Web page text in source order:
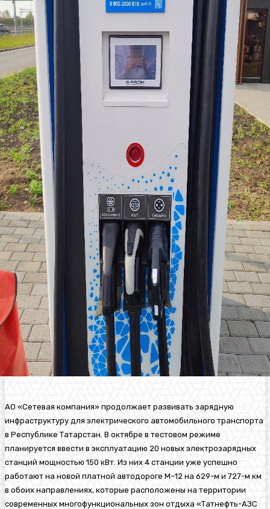
АО «Сетевая компания» продолжает развивать зарядную
инфраструктуру для электрического автомобильного транспорта
в Республике Татарстан. В октябре в тестовом режиме
планируется ввести в эксплуатацию 20 новых электрозарядных
станций мощностью 150 кВт . Из них 4 станции уже успешно
работают на новой платной автодороге М–12 на 629-м и 727-м км
в обоих направлениях, которые расположены на территории
современных многофункциональных зон отдыха «Татнефть-АЗС